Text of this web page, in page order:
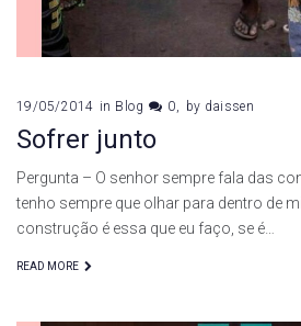
19/05/2014 in Blog 0 by daissen
Sofrer junto
Pergunta – O senhor sempre fala das
tenho sempre que olhar para dentro de
construção é essa que eu faço, se é…
READ MORE